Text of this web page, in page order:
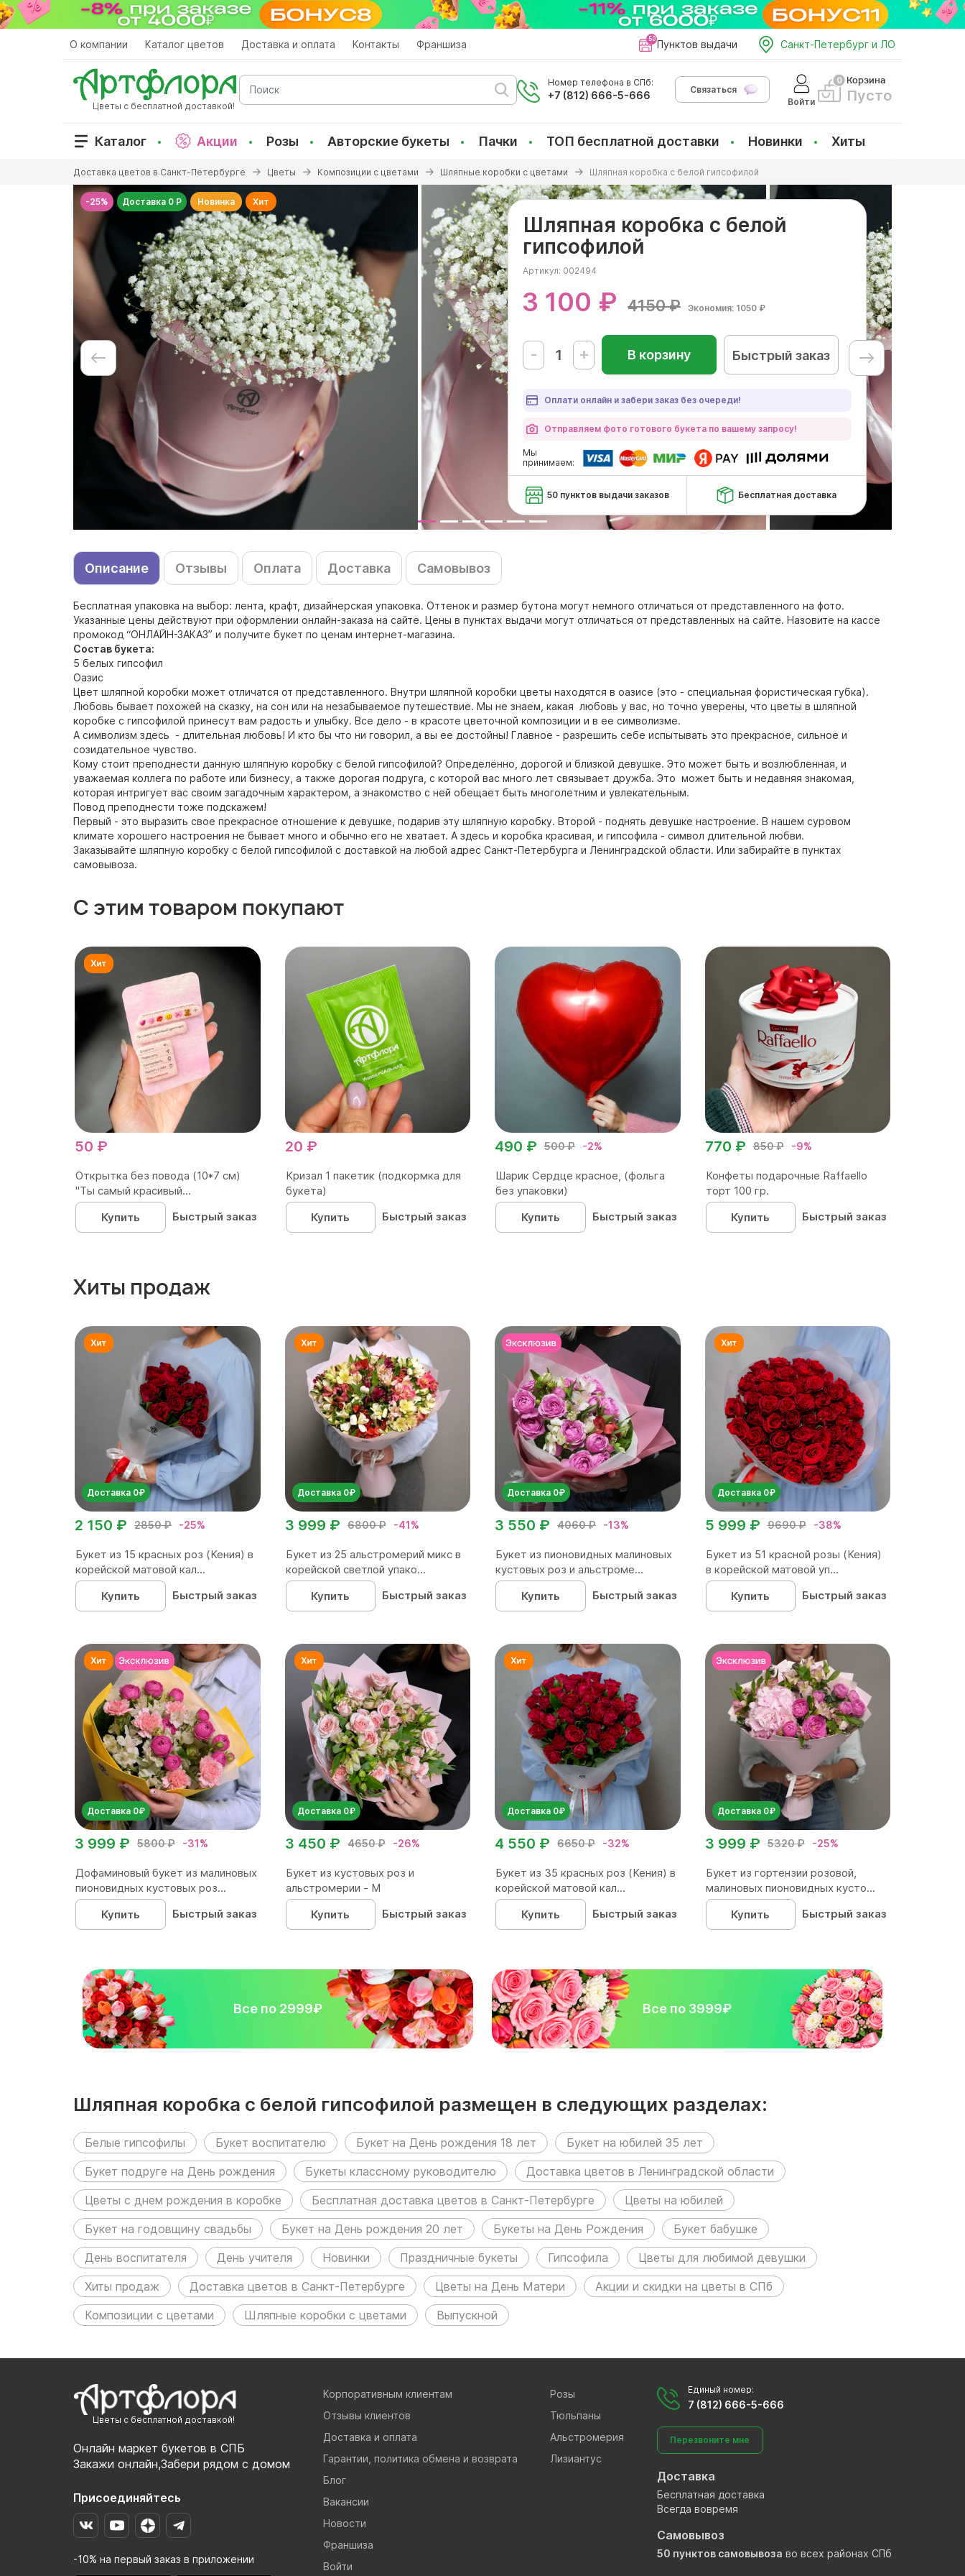
Перейти
к
О компании Каталог цветов Доставка и оплата Контакты Франшиза Пунктов выдачи Санкт-Петербург и ЛО
Цветы с бесплатной доставкой!
Поиск
Номер телефона в СПб:
+7 (812) 666-5-666
Связаться
Войти
Корзина
Пусто
Каталог Акции Розы Авторские букеты Пачки ТОП бесплатной доставки Новинки Хиты
здесь
Доставка цветов в Санкт-Петербурге Цветы Композиции с цветами Шляпные коробки с цветами Шляпная коробка с белой гипсофилой
-25% Доставка 0 Р Новинка Хит
Шляпная коробка с белой
гипсофилой
Артикул: 002494
3 100 ₽ 4150 ₽ Экономия: 1050 ₽
- + В корзину Быстрый заказ
Оплати онлайн и забери заказ без очереди!
Отправляем фото готового букета по вашему запросу!
Мы
принимаем:
50 пунктов выдачи заказов Бесплатная доставка
Описание Отзывы Оплата Доставка Самовывоз
Бесплатная упаковка на выбор: лента, крафт, дизайнерская упаковка. Оттенок и размер бутона могут немного отличаться от представленного на фото.
Указанные цены действуют при оформлении онлайн-заказа на сайте. Цены в пунктах выдачи могут отличаться от представленных на сайте. Назовите на кассе
промокод “ОНЛАЙН-ЗАКАЗ” и получите букет по ценам интернет-магазина.
Состав букета:
5 белых гипсофил
Оазис
Цвет шляпной коробки может отличатся от представленного. Внутри шляпной коробки цветы находятся в оазисе (это - специальная фористическая губка).
Любовь бывает похожей на сказку, на сон или на незабываемое путешествие. Мы не знаем, какая любовь у вас, но точно уверены, что цветы в шляпной
коробке с гипсофилой принесут вам радость и улыбку. Все дело - в красоте цветочной композиции и в ее символизме.
А символизм здесь - длительная любовь! И кто бы что ни говорил, а вы ее достойны! Главное - разрешить себе испытывать это прекрасное, сильное и
созидательное чувство.
Кому стоит преподнести данную шляпную коробку с белой гипсофилой? Определённо, дорогой и близкой девушке. Это может быть и возлюбленная, и
уважаемая коллега по работе или бизнесу, а также дорогая подруга, с которой вас много лет связывает дружба. Это может быть и недавняя знакомая,
которая интригует вас своим загадочным характером, а знакомство с ней обещает быть многолетним и увлекательным.
Повод преподнести тоже подскажем!
Первый - это выразить свое прекрасное отношение к девушке, подарив эту шляпную коробку. Второй - поднять девушке настроение. В нашем суровом
климате хорошего настроения не бывает много и обычно его не хватает. А здесь и коробка красивая, и гипсофила - символ длительной любви.
Заказывайте шляпную коробку с белой гипсофилой с доставкой на любой адрес Санкт-Петербурга и Ленинградской области. Или забирайте в пунктах
самовывоза.
С этим товаром покупают
50 ₽
Открытка без повода (10*7 см)
"Ты самый красивый...
Купить
Быстрый заказ
20 ₽
Кризал 1 пакетик (подкормка для
букета)
Купить
Быстрый заказ
500 ₽ -2%
490 ₽
Шарик Сердце красное, (фольга
без упаковки)
Купить
Быстрый заказ
850 ₽ -9%
770 ₽
Конфеты подарочные Raffaello
торт 100 гр.
Купить
Быстрый заказ
Хиты продаж
Доставка 0₽
2850 ₽ -25%
2 150 ₽
Букет из 15 красных роз (Кения) в
корейской матовой кал...
Купить
Быстрый заказ
Доставка 0₽
6800 ₽ -41%
3 999 ₽
Букет из 25 альстромерий микс в
корейской светлой упако...
Купить
Быстрый заказ
Доставка 0₽
4060 ₽ -13%
3 550 ₽
Букет из пионовидных малиновых
кустовых роз и альстроме...
Купить
Быстрый заказ
Доставка 0₽
9690 ₽ -38%
5 999 ₽
Букет из 51 красной розы (Кения)
в корейской матовой уп...
Купить
Быстрый заказ
Доставка 0₽
5800 ₽ -31%
3 999 ₽
Дофаминовый букет из малиновых
пионовидных кустовых роз...
Купить
Быстрый заказ
Доставка 0₽
4650 ₽ -26%
3 450 ₽
Букет из кустовых роз и
альстромерии - М
Купить
Быстрый заказ
Доставка 0₽
6650 ₽ -32%
4 550 ₽
Букет из 35 красных роз (Кения) в
корейской матовой кал...
Купить
Быстрый заказ
Доставка 0₽
5320 ₽ -25%
3 999 ₽
Букет из гортензии розовой,
малиновых пионовидных кусто...
Купить
Быстрый заказ
Все по 2999₽ Все по 3999₽
Шляпная коробка с белой гипсофилой размещен в следующих разделах:
Белые гипсофилы Букет воспитателю Букет на День рождения 18 лет
Букет на юбилей 35 лет
Букет подруге на День рождения
Букеты классному руководителю
Доставка цветов в Ленинградской области
Цветы с днем рождения в коробке
Бесплатная доставка цветов в Санкт-Петербурге
Цветы на юбилей
Букет на годовщину свадьбы
Букет на День рождения 20 лет Букеты на День Рождения
Букет бабушке
День воспитателя
День учителя Новинки Праздничные букеты Гипсофила
Цветы для любимой девушки
Хиты продаж
Доставка цветов в Санкт-Петербурге Цветы на День Матери
Акции и скидки на цветы в СПб
Композиции с цветами
Шляпные коробки с цветами Выпускной
Цветы с бесплатной доставкой!
Онлайн маркет букетов в СПБ
Закажи онлайн,Забери рядом с домом
Присоединяйтесь
-10% на первый заказ в приложении
Корпоративным клиентам
Отзывы клиентов
Доставка и оплата
Гарантии, политика обмена и возврата
Блог
Вакансии
Новости
Франшиза
Войти
Розы
Тюльпаны
Альстромерия
Лизиантус
Единый номер:
7 (812) 666-5-666
Перезвоните мне
Доставка
Бесплатная доставка
Всегда вовремя
Самовывоз
50 пунктов самовывоза во всех районах СПб